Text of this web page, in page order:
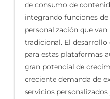
de consumo de
integrando funciones
personalización que
tradicional. El desarrollo
para estas plataformas
gran potencial de
creciente demanda de
servicios